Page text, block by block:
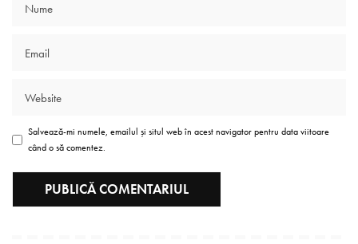
Salvează-mi numele, emailul și situl web în acest navigator pentru data viitoare
când o să comentez.